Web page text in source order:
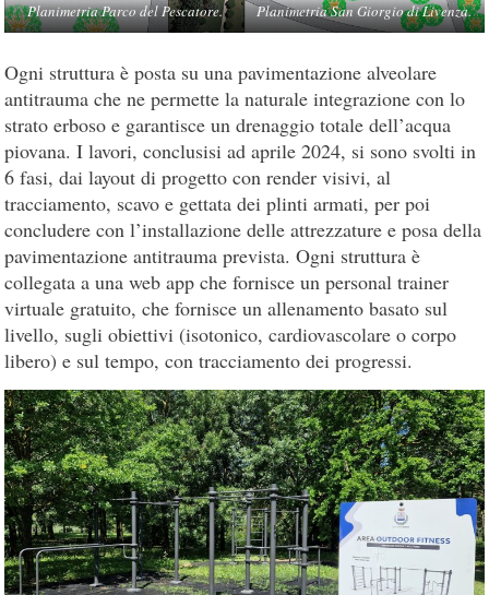
Planimetria Parco del Pescatore. Planimetria San Giorgio di Livenza.
Ogni struttura è posta su una pavimentazione alveolare
antitrauma che ne permette la naturale integrazione con lo
strato erboso e garantisce un drenaggio totale dell’acqua
piovana. I lavori, conclusisi ad aprile 2024, si sono svolti in
6 fasi, dai layout di progetto con render visivi, al
tracciamento, scavo e gettata dei plinti armati, per poi
concludere con l’installazione delle attrezzature e posa della
pavimentazione antitrauma prevista. Ogni struttura è
collegata a una web app che fornisce un personal trainer
virtuale gratuito, che fornisce un allenamento basato sul
livello, sugli obiettivi (isotonico, cardiovascolare o corpo
libero) e sul tempo, con tracciamento dei progressi.